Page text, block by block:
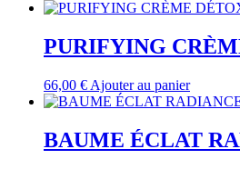
PURIFYING
66,00 € Ajouter au panier
BAUME ÉCLAT